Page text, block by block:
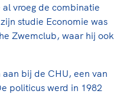
vroeg de combinatie
studie Economie was
Zwemclub, waar hij ook
bij de CHU, een van
politicus werd in 1982